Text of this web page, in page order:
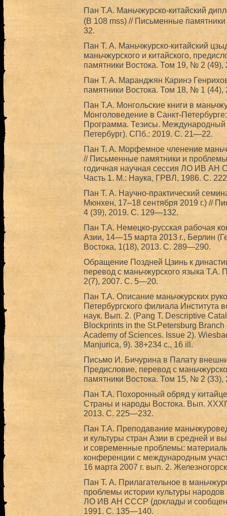
Пан Т.А. Маньчжурско-китайский
(В 108 mss) // Письменные
32.
Пан Т. А. Маньчжурско-китайский
маньчжурского и китайского,
памятники Востока. Том 19, № 2 (49),
Пан Т. А. Маранджян Каринэ
памятники Востока. Том 18, № 1
Пан Т.А. Монгольские книги в
Монголоведение в Санкт-
Программа. Тезисы. Международный
Петербург). СПб.: 2019. С. 21—22.
Пан Т. А. Морфемное членение
// Письменные памятники и
годичная научная сессия ЛО ИВ АН
Часть 1. М.: Наука, ГРВЛ, 1986. С.
Пан Т. А. Научно-практический
Мюнхен, 17–18 сентября 2019 г.) //
4 (39), 2019. С. 129—132.
Пан Т.А. Немецко-русская рабочая
Азии, 14—15 марта 2013 г., Берлин
Востока, 1(18), 2013. С. 289—290.
Обращение Поздней Цзинь к
перевод с маньчжурского языка
2(7), 2007. С. 5—20.
Пан Т.А. Описание маньчжурских
Петербургского филиала Института
наук. Вып. 2. (Pang T. Descriptive
Blockprints in the St.Petersburg
Academy of Sciences. Issue 2).
Manjurica, 9). 38+234 c., 16 ill.
Письмо И. Бичурина в Палату
Предисловие, перевод с
памятники Востока. Том 15, № 2
Пан Т.А. Похоронный обряд у
Страны и народы Востока. Вып.
2013. С. 225—232.
Пан Т.А. Преподавание
и культуры стран Азии в средней и
и современные проблемы:
конференции с международным
16 марта 2007 г. вып. 2.
Пан Т. А. Прилагательное в
проблемы истории культуры
ЛО ИВ АН СССР (доклады и
1991. С. 135—140.